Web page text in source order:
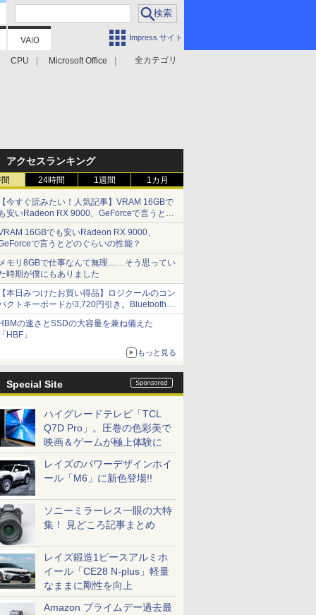
Impress サイト
全カテゴリ
CPU Microsoft Office
アクセスランキング
24時間 1週間 1カ月
今すぐ読みたい！人気記事】VRAM 16GBで
安いRadeon RX 9000、GeForceで言うとど
ぐらいの性能？ - PC Watch
16GBでも安いRadeon RX 9000、
で言うとどのぐらいの性能？
モリ8GBで仕事なんて無理……そう思ってい
時期が僕にもありました
本日みつけたお買い得品】ロジクールのコン
クトキーボードが3,720円引き。Bluetoothで3
接続対応
の速さとSSDの大容量を兼ね備えた
HBF」
もっと見る
Special Site
ハイグレードテレビ「TCL
Q7D Pro」。圧巻の色彩美で
映画＆ゲームが極上体験に
レイズのパワーデザインホイ
ール「M6」に新色登場!!
ソニーミラーレス一眼の大特
集！ 見どころ記事まとめ
レイズ鍛造1ピースアルミホ
イール「CE28 N-plus」軽量
なままに剛性を向上
Amazon プライムデー過去最